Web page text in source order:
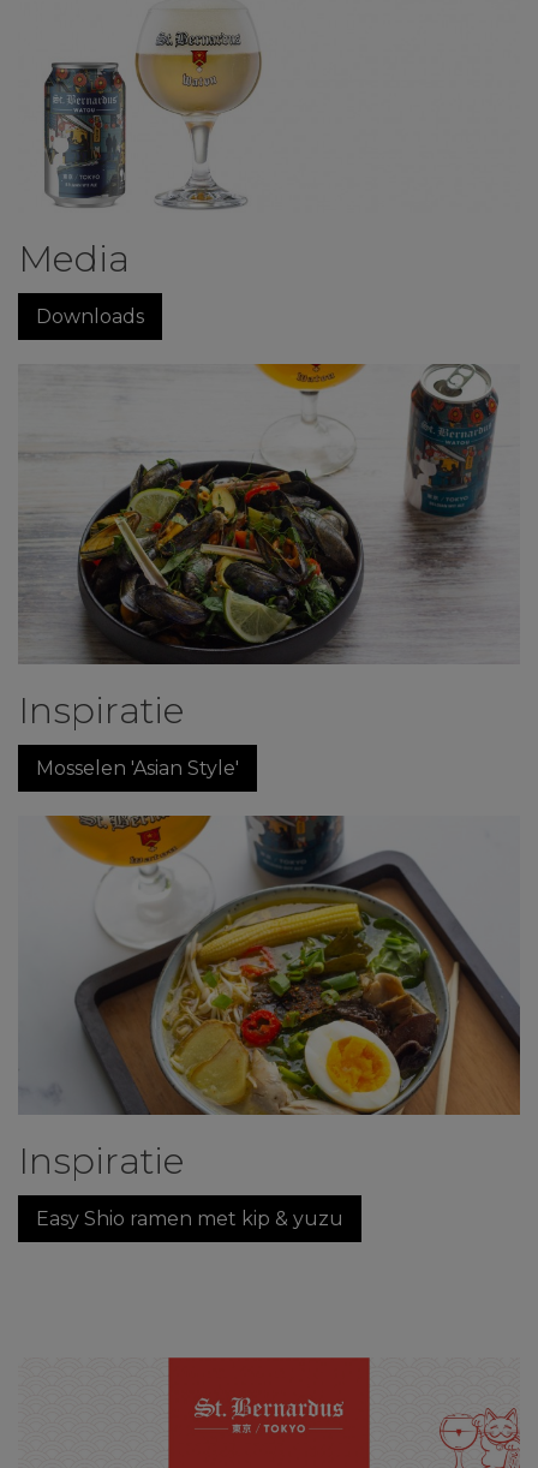
Media
Downloads
Inspiratie
Mosselen 'Asian Style'
Inspiratie
Easy Shio ramen met kip & yuzu